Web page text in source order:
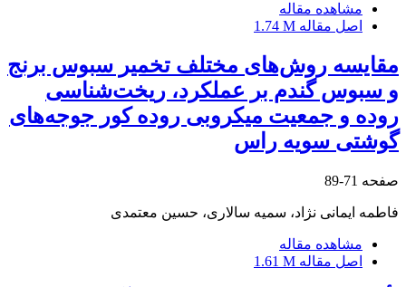
مشاهده مقاله
اصل مقاله 1.74 M
مقایسه روش‌های مختلف تخمیر سبوس برنج
و سبوس گندم بر عملکرد، ریخت‌شناسی
روده و جمعیت میکروبی روده کور جوجه‌های
گوشتی سویه راس
صفحه 71-89
فاطمه ایمانی نژاد، سمیه سالاری، حسین معتمدی
مشاهده مقاله
اصل مقاله 1.61 M